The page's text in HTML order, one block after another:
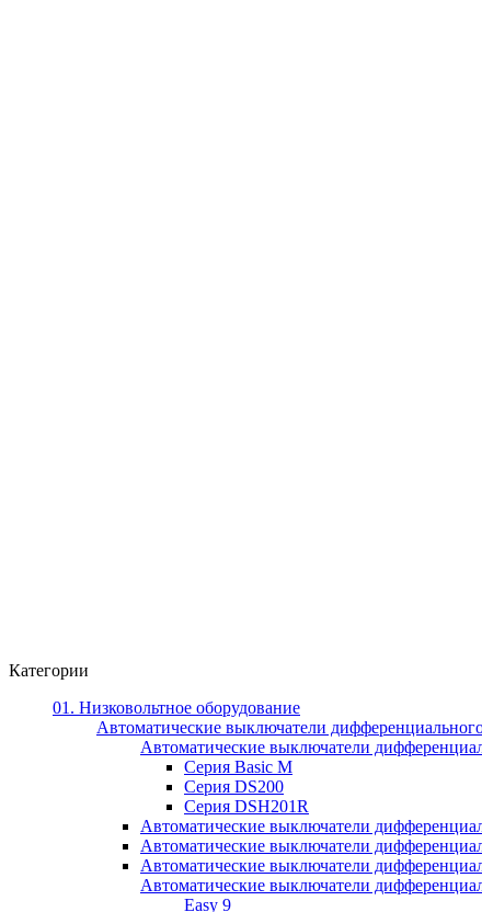
Категории
01. Низковольтное оборудование
Автоматические выключатели
Автоматические выключатели
Серия Basic M
Серия DS200
Серия DSH201R
Автоматические выключатели
Автоматические выключатели
Автоматические выключатели
Автоматические выключатели
Easy 9